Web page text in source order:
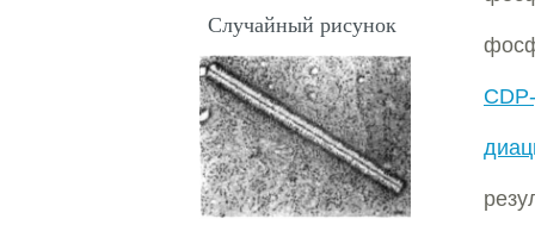
Случайный рисунок